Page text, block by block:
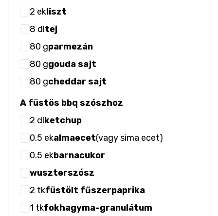
2 ekliszt
8 dltej
80 gparmezán
80 ggouda sajt
80 gcheddar sajt
A füstös bbq szószhoz
2 dlketchup
0.5 ekalmaecet(vagy sima ecet)
0.5 ekbarnacukor
wuszterszósz
2 tkfüstölt fűszerpaprika
1 tkfokhagyma-granulátum